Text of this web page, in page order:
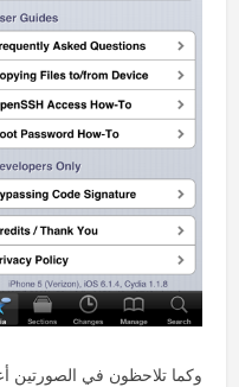
وكما تلاحظون في الصورتين